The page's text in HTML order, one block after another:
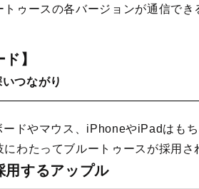
ゥースの各バージョンが通信でき
】
つながり
ドやマウス、iPhoneやiPadはも
わたってブルートゥースが採用さ
用するアップル